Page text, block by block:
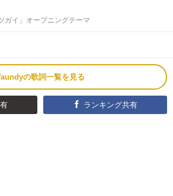
ガイ」オープニングテーマ
の歌詞一覧を見る
ランキング共有